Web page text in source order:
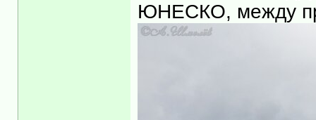
ЮНЕСКО, между